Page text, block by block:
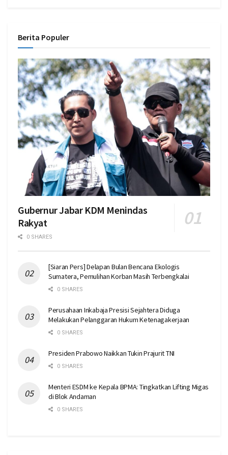
Berita Populer
Gubernur Jabar KDM Menindas
Rakyat
0 SHARES
[Siaran Pers] Delapan Bulan Bencana Ekologis
Sumatera, Pemulihan Korban Masih Terbengkalai
0 SHARES
Perusahaan Inkabaja Presisi Sejahtera Diduga
Melakukan Pelanggaran Hukum Ketenagakerjaan
0 SHARES
Presiden Prabowo Naikkan Tukin Prajurit TNI
0 SHARES
Menteri ESDM ke Kepala BPMA: Tingkatkan Lifting Migas
di Blok Andaman
0 SHARES